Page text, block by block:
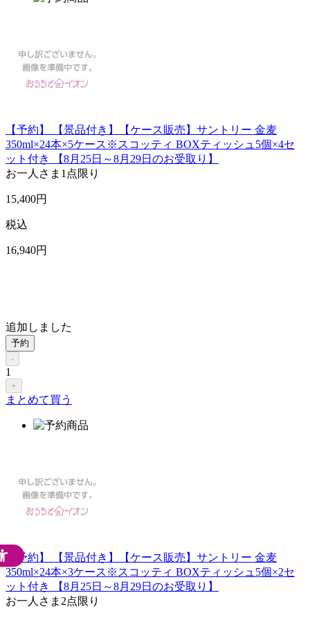
【予約】 【景品付き】【ケース販売】サントリー 金麦
350ml×24本×5ケース※スコッティ BOXティッシュ5個×4セ
ット付き 【8月25日～8月29日のお受取り】
お一人さま 1点限り
15,400円
税込
16,940円
追加しました
予約
-
1
+
まとめて買う
【予約】 【景品付き】【ケース販売】サントリー 金麦
350ml×24本×3ケース※スコッティ BOXティッシュ5個×2セ
ット付き 【8月25日～8月29日のお受取り】
お一人さま 2点限り